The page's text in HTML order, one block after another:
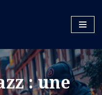
: une